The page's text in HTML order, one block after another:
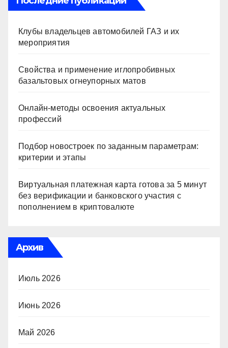
Клубы владельцев автомобилей ГАЗ и их
мероприятия
Свойства и применение иглопробивных
базальтовых огнеупорных матов
Онлайн-методы освоения актуальных
профессий
Подбор новостроек по заданным параметрам:
критерии и этапы
Виртуальная платежная карта готова за 5 минут
без верификации и банковского участия с
пополнением в криптовалюте
Архив
Июль 2026
Июнь 2026
Май 2026